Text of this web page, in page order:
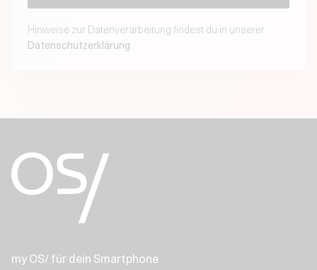
Hinweise zur Datenverarbeitung findest du in unserer
Datenschutzerklärung.
my OS/ für dein Smartphone